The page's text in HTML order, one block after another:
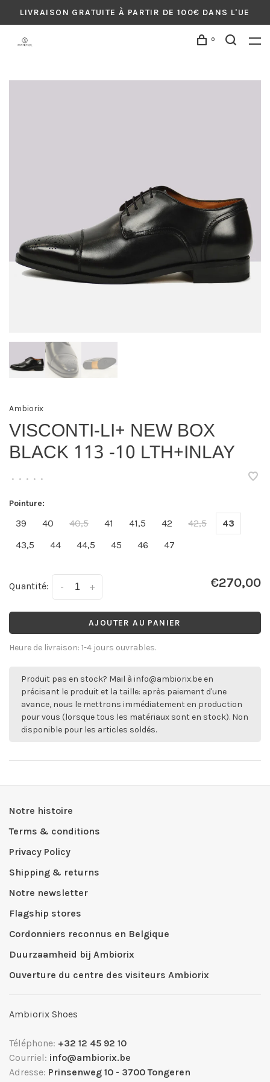
LIVRAISON GRATUITE À PARTIR DE 100€ DANS L'UE
0
Ambiorix
VISCONTI-LI+ NEW BOX
BLACK 113 -10 LTH+INLAY
• • • • •
Pointure:
39 40 40,5 41 41,5 42 42,5
43
43,5
44 44,5 45 46 47
Quantité: +
- €270,00
AJOUTER AU PANIER
Heure de livraison: 1-4 jours ouvrables.
Produit pas en stock? Mail à info@ambiorix.be en
précisant le produit et la taille: après paiement d'une
avance, nous le mettrons immédiatement en production
pour vous (lorsque tous les matériaux sont en stock). Non
disponible pour les articles soldés.
Notre histoire
Terms & conditions
Privacy Policy
Shipping & returns
Notre newsletter
Flagship stores
Cordonniers reconnus en Belgique
Duurzaamheid bij Ambiorix
Ouverture du centre des visiteurs Ambiorix
Ambiorix Shoes
Téléphone: +32 12 45 92 10
Courriel: info@ambiorix.be
Adresse: Prinsenweg 10 - 3700 Tongeren